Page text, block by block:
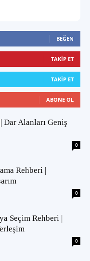
BEĞEN
TAKIP ET
TAKIP ET
ABONE OL
Alanları Geniş
0
Rehberi |
0
Seçim Rehberi |
0